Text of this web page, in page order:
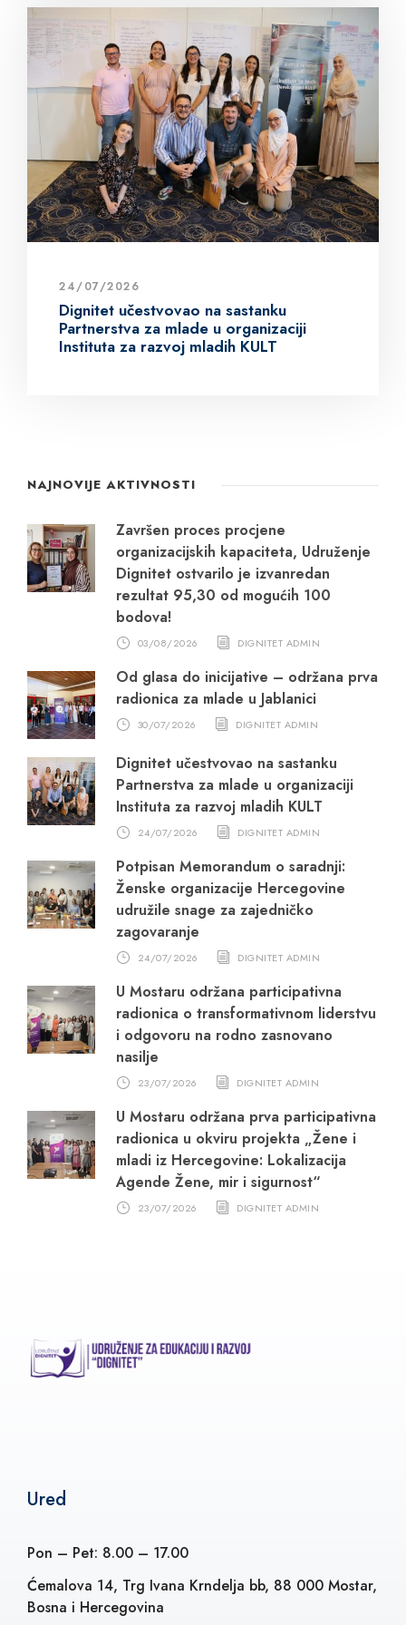
24/07/2026
Dignitet učestvovao na sastanku
Partnerstva za mlade u organizaciji
Instituta za razvoj mladih KULT
NAJNOVIJE AKTIVNOSTI
Završen proces procjene
organizacijskih kapaciteta, Udruženje
Dignitet ostvarilo je izvanredan
rezultat 95,30 od mogućih 100
bodova!
03/08/2026 DIGNITET ADMIN
Od glasa do inicijative – održana prva
radionica za mlade u Jablanici
30/07/2026 DIGNITET ADMIN
Dignitet učestvovao na sastanku
Partnerstva za mlade u organizaciji
Instituta za razvoj mladih KULT
24/07/2026 DIGNITET ADMIN
Potpisan Memorandum o saradnji:
Ženske organizacije Hercegovine
udružile snage za zajedničko
zagovaranje
24/07/2026 DIGNITET ADMIN
U Mostaru održana participativna
radionica o transformativnom liderstvu
i odgovoru na rodno zasnovano
nasilje
23/07/2026 DIGNITET ADMIN
U Mostaru održana prva participativna
radionica u okviru projekta „Žene i
mladi iz Hercegovine: Lokalizacija
Agende Žene, mir i sigurnost“
23/07/2026 DIGNITET ADMIN
Ured
Pon – Pet: 8.00 – 17.00
Ćemalova 14, Trg Ivana Krndelja bb, 88 000 Mostar,
Bosna i Hercegovina